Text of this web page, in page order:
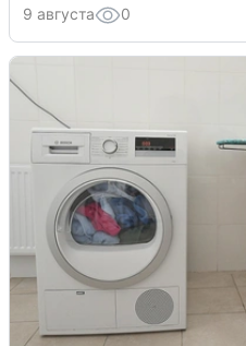
9 августа 0